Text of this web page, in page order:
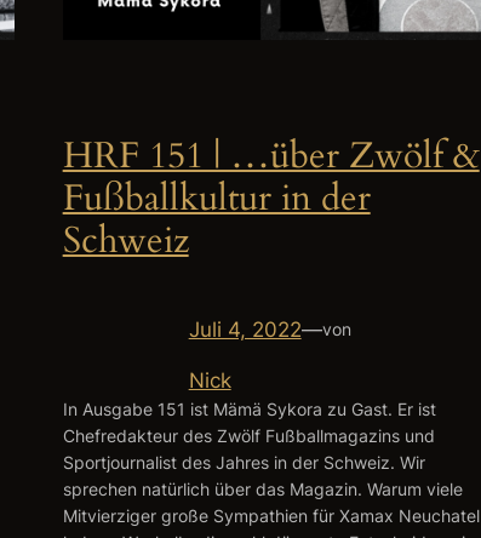
HRF 151 | …über Zwölf &
Fußballkultur in der
Schweiz
Juli 4, 2022—von
Nick
In Ausgabe 151 ist Mämä Sykora zu Gast. Er ist
Chefredakteur des Zwölf Fußballmagazins und
Sportjournalist des Jahres in der Schweiz. Wir
sprechen natürlich über das Magazin. Warum viele
Mitvierziger große Sympathien für Xamax Neuchatel